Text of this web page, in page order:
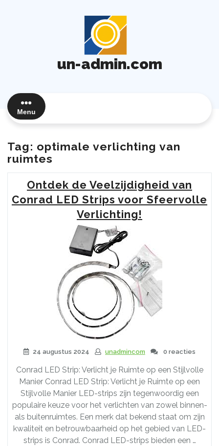
un-admin.com
Menu
Tag: optimale verlichting van
ruimtes
Ontdek de Veelzijdigheid van
Conrad LED Strips voor Sfeervolle
Verlichting!
24 augustus 2024 unadmincom 0 reacties
Conrad LED Strip: Verlicht je Ruimte op een Stijlvolle
Manier Conrad LED Strip: Verlicht je Ruimte op een
Stijlvolle Manier LED-strips zijn tegenwoordig een
populaire keuze voor het verlichten van zowel binnen-
als buitenruimtes. Een merk dat bekend staat om zijn
kwaliteit en betrouwbaarheid op het gebied van LED-
strips is Conrad. Conrad LED-strips bieden een …